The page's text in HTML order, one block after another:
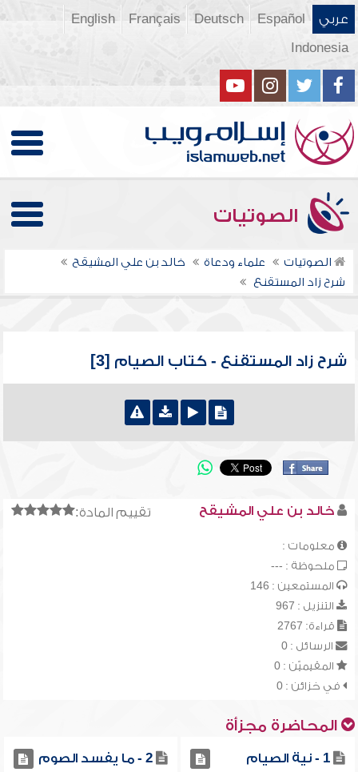
عربي Español
Deutsch
Français
English
Indonesia
الصوتيات
الصوتيات علماء ودعاة
خالد بن علي المشيقح
شرح زاد المستقنع
شرح زاد المستقنع - كتاب الصيام [3]
تقييم المادة: خالد بن علي المشيقح
معلومات :
ملحوظة : ---
المستمعين : 146
التنزيل : 967
قراءة: 2767
الرسائل : 0
المقيميّن : 0
في خزائن : 0
المحاضرة مجزأة
1 - نية الصيام 2 - ما يفسد الصوم